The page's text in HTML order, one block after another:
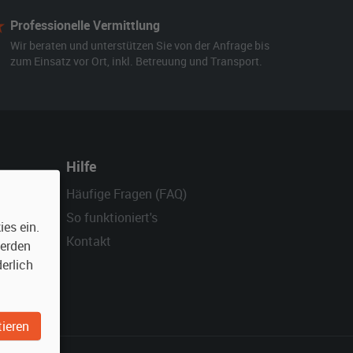
Professionelle Vermittlung
Wir beraten und unterstützen Sie von der Anfrage bis
zum Einsatz vor Ort, inkl. Betreuung und Transport.
Hilfe
Häufige Fragen (FAQ)
So funktioniert's
Kontakt
ein.